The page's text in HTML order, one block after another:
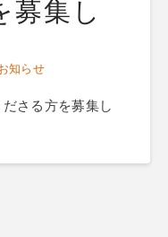
募集し
知らせ
さる方を募集し